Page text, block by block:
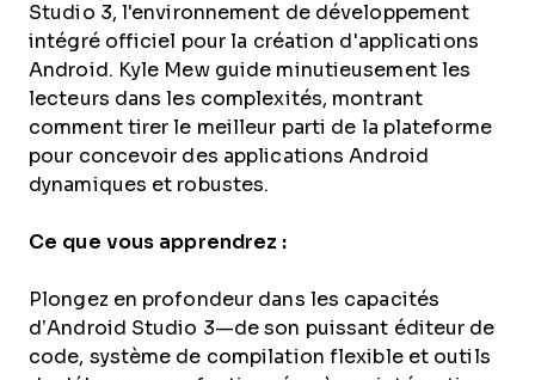
Studio 3, l'environnement de développement
intégré officiel pour la création d'applications
Android. Kyle Mew guide minutieusement les
lecteurs dans les complexités, montrant
comment tirer le meilleur parti de la plateforme
pour concevoir des applications Android
dynamiques et robustes.
Ce que vous apprendrez :
Plongez en profondeur dans les capacités
d’Android Studio 3—de son puissant éditeur de
code, système de compilation flexible et outils